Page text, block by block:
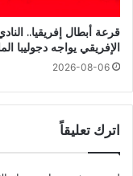
قرعة أبطال إفريقيا..
الإفريقي يواجه دجوليبا
2026-08-06
اترك تعليقاً